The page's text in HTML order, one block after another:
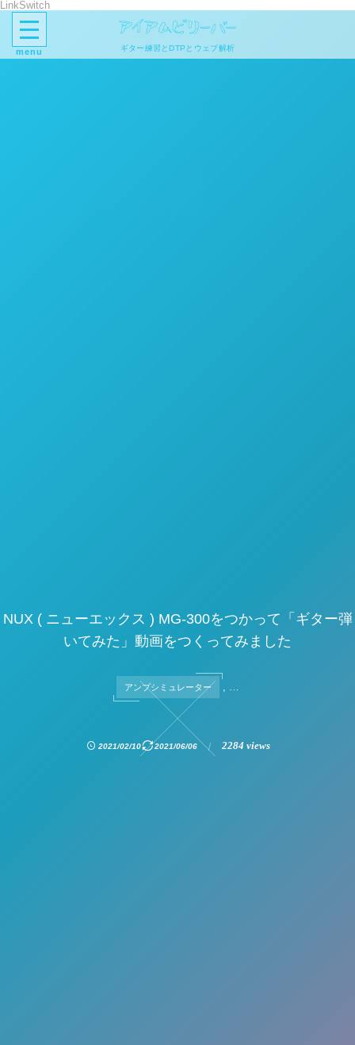
LinkSwitch
menu ギター練習とDTPとウェブ解析
NUX ( ニューエックス ) MG-300をつかって「ギター弾
いてみた」動画をつくってみました
アンプシミュレーター , …
2021/02/10 2021/06/06 2284 views